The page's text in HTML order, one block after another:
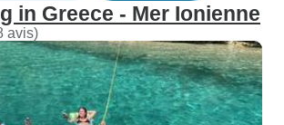
in Greece - Mer Ionienne
avis)